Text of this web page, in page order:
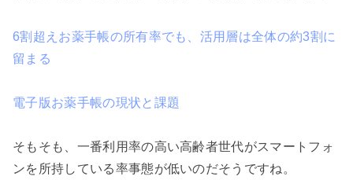
6割超えお薬手帳の所有率でも、活用層は全体の約3割に
留まる
電子版お薬手帳の現状と課題
そもそも、一番利用率の高い高齢者世代がスマートフォ
ンを所持している率事態が低いのだそうですね。